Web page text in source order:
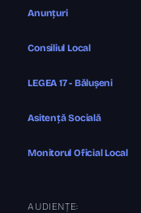
Anunțuri
Consiliul Local
LEGEA 17 - Bălușeni
Asitență Socială
Monitorul Oficial Local
AUDIENȚE: